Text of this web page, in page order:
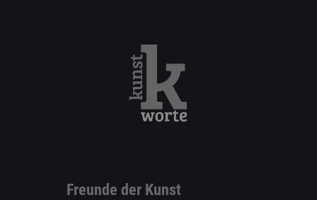
Freunde der Kunst